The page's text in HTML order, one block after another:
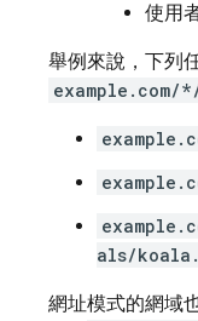
使用
舉例來說，下列
als/
網址模式的網域